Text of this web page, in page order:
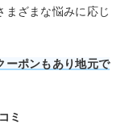
まざまな悩みに応じ
ーポンもあり地元で
ミ